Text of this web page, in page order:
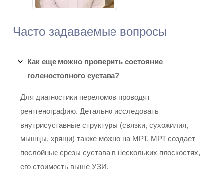
227
Стаж: 36 лет
диагностики высшей
Тарарина Ольга
Васильевна
Стаж: 24 года
Часто задаваемые вопросы
Как еще можно проверить состояние
голеностопного сустава?
Для диагностики переломов проводят
рентгенографию. Детально исследовать
внутрисуставные структуры (связки, сухожилия,
мышцы, хрящи) также можно на МРТ. МРТ создает
послойные срезы сустава в нескольких плоскостях,
его стоимость выше УЗИ.